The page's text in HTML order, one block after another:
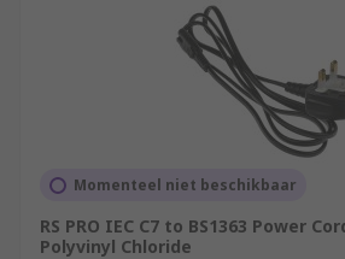
Momenteel niet beschikbaar
RS PRO IEC C7 to BS1363 Power
Polyvinyl Chloride